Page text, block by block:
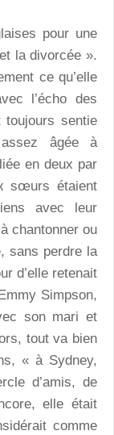
pour une
la divorcée ».
ce qu’elle
l’écho des
toujours sentie
âgée à
en deux par
sœurs étaient
avec leur
chantonner ou
sans perdre la
d’elle retenait
Simpson,
son mari et
tout va bien
« à Sydney,
d’amis, de
elle était
comme